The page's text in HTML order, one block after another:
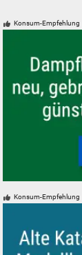
Konsum-Empfehlung
Konsum-Empfehlung